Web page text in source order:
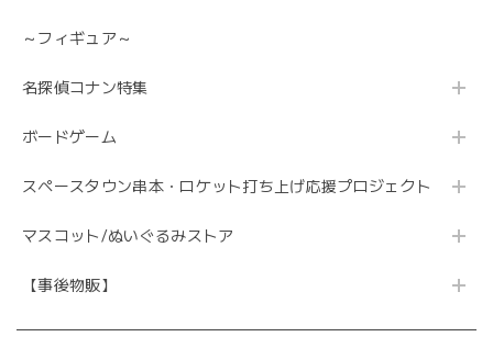
～フィギュア～
名探偵コナン特集
ボードゲーム
スペースタウン串本・ロケット打ち上げ応援プロジェクト
マスコット/ぬいぐるみストア
【事後物販】